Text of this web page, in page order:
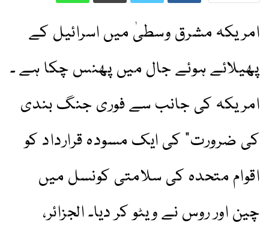
امریکہ مشرق وسطیٰ میں اسرائیل کے
پھیلائے ہوئے جال میں پھنس چکا ہے ۔
امریکہ کی جانب سے فوری جنگ بندی
کی ضرورت” کی ایک مسودہ قرارداد کو
اقوام متحدہ کی سلامتی کونسل میں
چین اور روس نے ویٹو کر دیا۔ الجزائر،